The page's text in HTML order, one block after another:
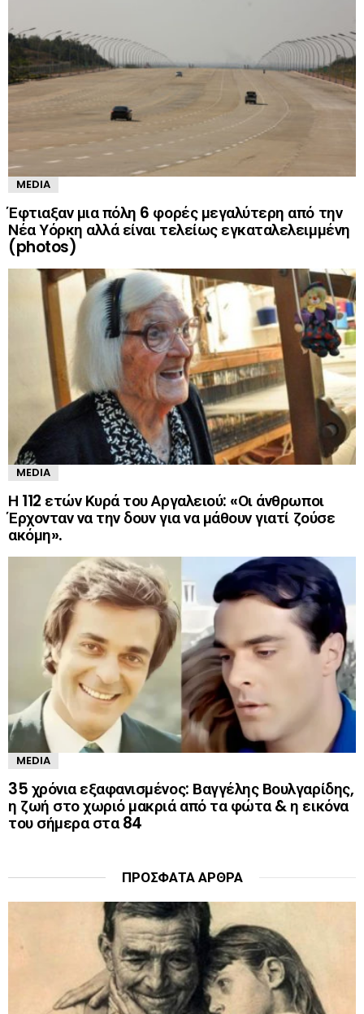
MEDIA
Έφτιαξαν μια πόλη 6 φορές μεγαλύτερη από την
Νέα Υόρκη αλλά είναι τελείως εγκαταλελειμμένη
(photos)
MEDIA
Η 112 ετών Κυρά του Αργαλειού: «Οι άνθρωποι
Έρχονταν να την δουν για να μάθουν γιατί ζούσε
ακόμη».
MEDIA
35 χρόνια εξαφανισμένος: Βαγγέλης Βουλγαρίδης,
η ζωή στο χωριό μακριά από τα φώτα & η εικόνα
του σήμερα στα 84
ΠΡΌΣΦΑΤΑ ΆΡΘΡΑ